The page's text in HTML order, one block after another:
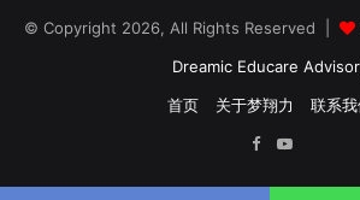
“家长须了解《教育大蓝图》中所提及的
教育发生了什么变化。多参与学校的活动
都是家长应该采取的行动。”
© Copyright 2026, All Rights Reserved |
Dreamic Educare
首页
关于梦翔力
联系我
Facebook
YouTube